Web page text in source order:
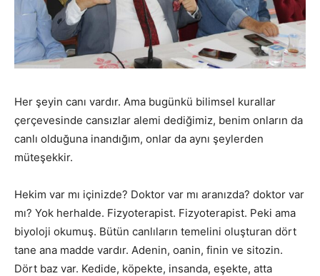
Her şeyin canı vardır. Ama bugünkü bilimsel kurallar
çerçevesinde cansızlar alemi dediğimiz, benim onların da
canlı olduğuna inandığım, onlar da aynı şeylerden
müteşekkir.
Hekim var mı içinizde? Doktor var mı aranızda? doktor var
mı? Yok herhalde. Fizyoterapist. Fizyoterapist. Peki ama
biyoloji okumuş. Bütün canlıların temelini oluşturan dört
tane ana madde vardır. Adenin, oanin, finin ve sitozin.
Dört baz var. Kedide, köpekte, insanda, eşekte, atta